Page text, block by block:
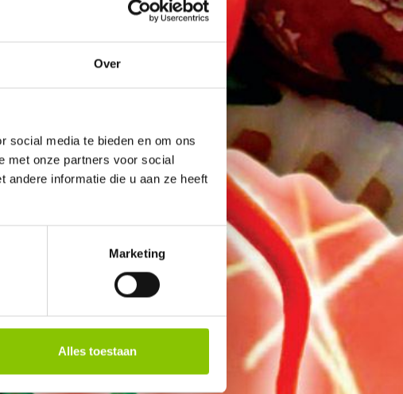
Over
social media te bieden en om ons
met onze partners voor social
andere informatie die u aan ze heeft
Marketing
Alles toestaan